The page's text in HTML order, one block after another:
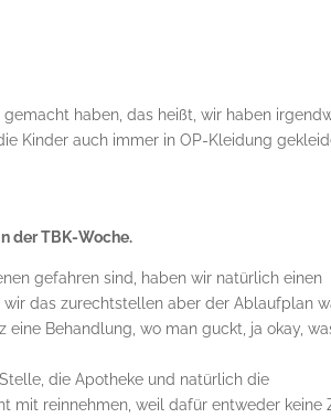
haben, das heißt, wir haben
Kinder auch immer in OP-Kleidung
der TBK-Woche.
gefahren sind, haben wir natürlich einen
das zurechtstellen aber der Ablaufplan
Behandlung, wo man guckt, ja okay,
die Apotheke und natürlich die
mit reinnehmen, weil dafür entweder keine